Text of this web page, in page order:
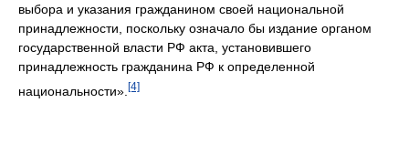
выбора и указания гражданином своей национальной
принадлежности, поскольку означало бы издание органом
государственной власти РФ акта, установившего
принадлежность гражданина РФ к определенной
национальности». [4]